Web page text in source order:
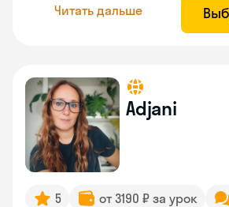
Читать дальше
Adjani
5 от 3190 ₽ за урок